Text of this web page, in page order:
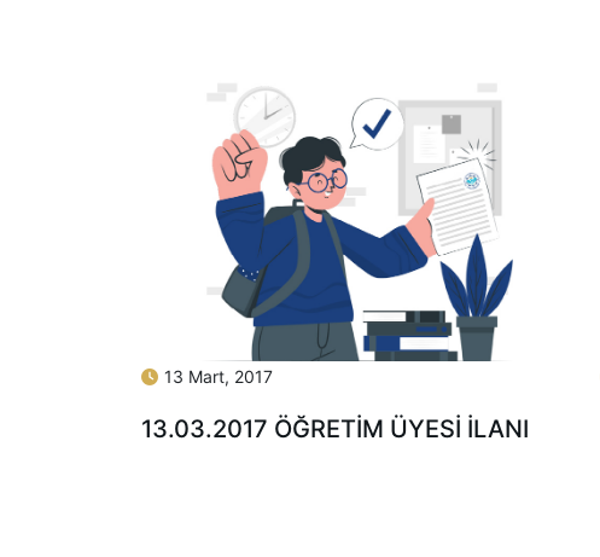
13 Mart, 2017
13.03.2017 ÖĞRETIM ÜYESI İLANI